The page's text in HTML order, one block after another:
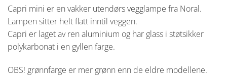
Capri mini er en vakker utendørs vegglampe fra Noral.
Lampen sitter helt flatt inntil veggen.
Capri er laget av ren aluminium og har glass i støtsikker
polykarbonat i en gyllen farge.
OBS! grønnfarge er mer grønn enn de eldre modellene.